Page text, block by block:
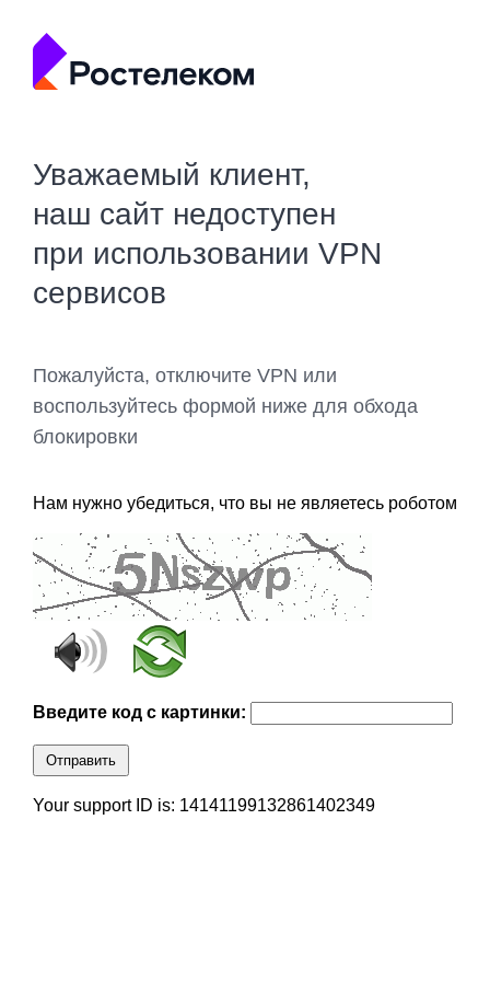
Уважаемый клиент,
наш сайт недоступен
при использовании VPN
сервисов
Пожалуйста, отключите VPN или
воспользуйтесь формой ниже для обхода
блокировки
Нам нужно убедиться, что вы не являетесь роботом
Введите код с картинки:
Отправить
Your support ID is: 14141199132861402349